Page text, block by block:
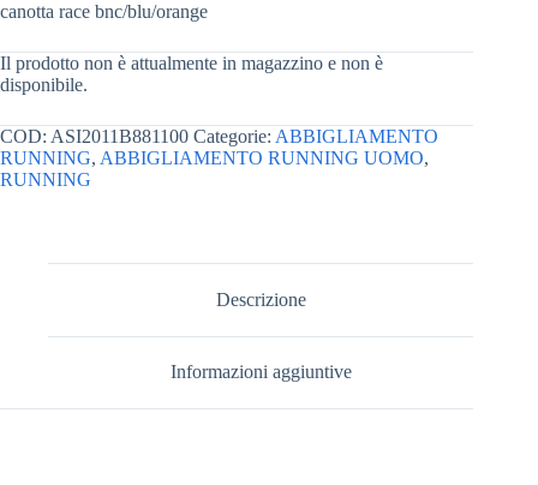
canotta race bnc/blu/orange
Il prodotto non è attualmente in magazzino e non è
disponibile.
COD: ASI2011B881100 Categorie: ABBIGLIAMENTO
RUNNING, ABBIGLIAMENTO RUNNING UOMO,
RUNNING
Descrizione
Informazioni aggiuntive